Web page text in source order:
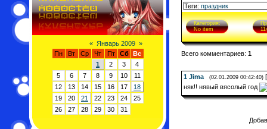
« Январь 2009 »
Пн
Вт Ср Чт Пт Сб
Вс
1
2 3
4
5
6 7 8 9 10
11
12
13 14 15 16 17
18
19
20 21 22 23 24
25
26
27 28 29 30 31
Теги: праздник
Категория:
No item
Всего комментариев: 1
1 Jima (02.01.2009 00:42:40) [
няк!! нявый вясолый год